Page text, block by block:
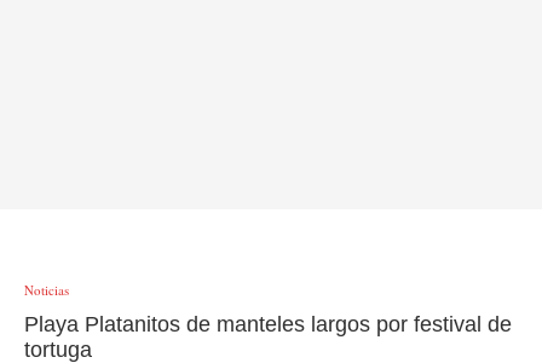
Noticias
Playa Platanitos de manteles largos por festival de
tortuga